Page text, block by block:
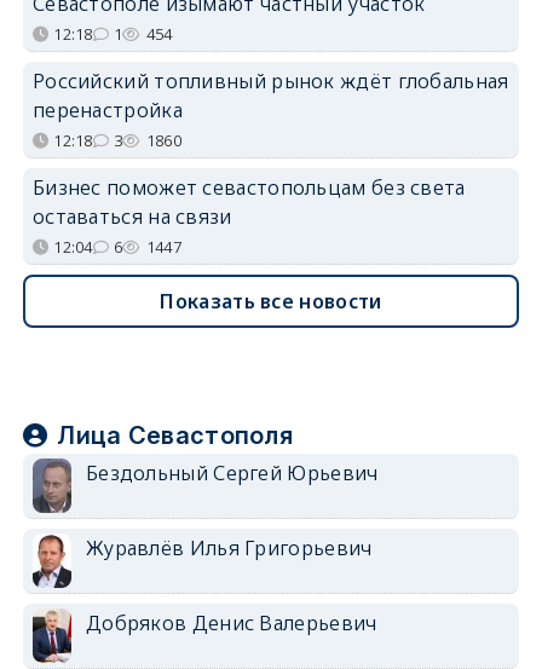
12:18 1 454
Российский топливный рынок ждёт глобальная
перенастройка
12:18 3 1860
Бизнес поможет севастопольцам без света
оставаться на связи
12:04 6 1447
Показать все новости
Лица Севастополя
Бездольный Сергей Юрьевич
Журавлёв Илья Григорьевич
Добряков Денис Валерьевич